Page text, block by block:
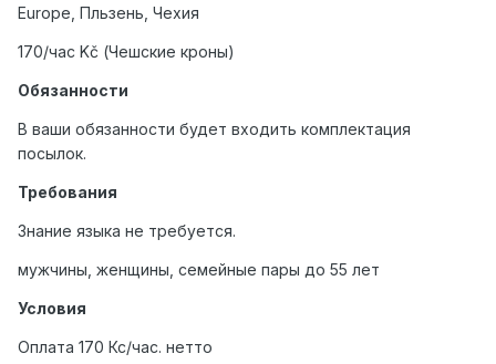
Europe, Пльзень, Чехия
170/час Kč (Чешские кроны)
Обязанности
В ваши обязанности будет входить комплектация
посылок.
Требования
Знание языка не требуется.
мужчины, женщины, семейные пары до 55 лет
Условия
Оплата 170 Кс/час. нетто